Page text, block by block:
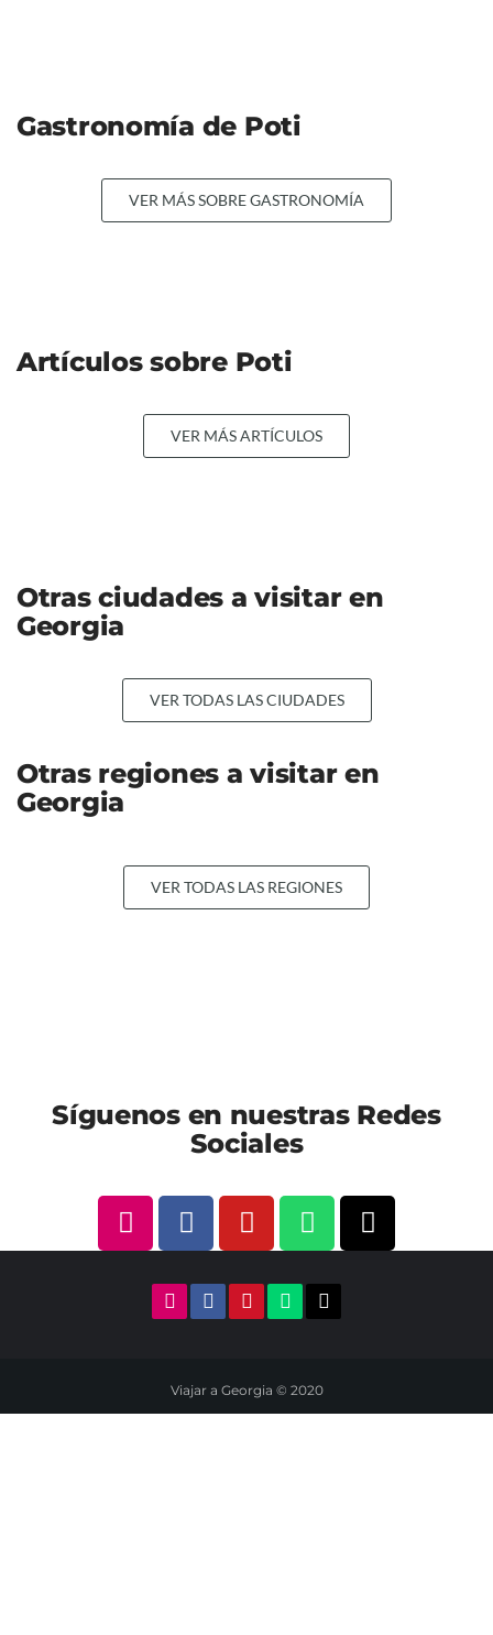
Gastronomía de Poti
VER MÁS SOBRE GASTRONOMÍA
Artículos sobre Poti
VER MÁS ARTÍCULOS
Otras ciudades a visitar en
Georgia
VER TODAS LAS CIUDADES
Otras regiones a visitar en
Georgia
VER TODAS LAS REGIONES
Síguenos en nuestras Redes
Sociales
Viajar a Georgia © 2020